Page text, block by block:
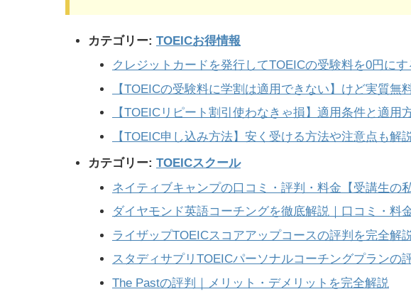
カテゴリー: TOEICお得情報
クレジットカードを発行してTOEICの受験料を0円にす
【TOEICの受験料に学割は適用できない】けど実質無
【TOEICリピート割引使わなきゃ損】適用条件と適用
【TOEIC申し込み方法】安く受ける方法や注意点も解
カテゴリー: TOEICスクール
ネイティブキャンプの口コミ・評判・料金【受講生の
ダイヤモンド英語コーチングを徹底解説｜口コミ・料
ライザップTOEICスコアアップコースの評判を完全解
スタディサプリTOEICパーソナルコーチングプランの
The Pastの評判｜メリット・デメリットを完全解説